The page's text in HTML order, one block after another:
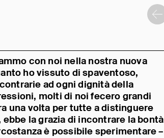
con noi nella nostra nuova
ho vissuto di spaventoso,
ad ogni dignità della
molti di noi fecero grandi
una volta per tutte a distinguere
la grazia di incontrare la bontà
è possibile sperimentare –